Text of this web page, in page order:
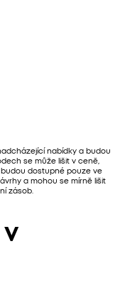
nabídky a budou
se může lišit v ceně,
dostupné pouze ve
a mohou se mírně lišit
zásob.